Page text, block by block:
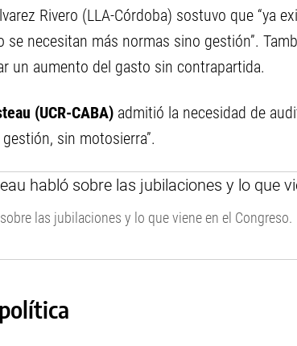
Rivero (LLA-Córdoba) sostuvo que “ya
se necesitan más normas sino gestión”.
un aumento del gasto sin contrapartida.
(UCR-CABA) admitió la necesidad de
sin motosierra”.
las jubilaciones y lo que viene en el Congreso.